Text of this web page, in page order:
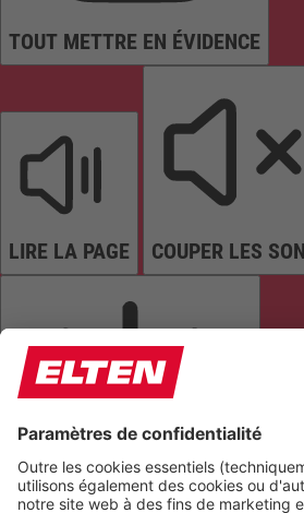
TOUT METTRE EN ÉVIDENCE
LIRE LA PAGE COUPER LES